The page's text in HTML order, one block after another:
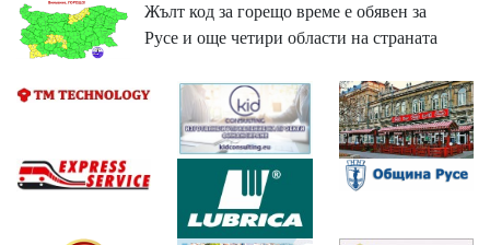
Жълт код за горещо време е обявен за
Русе и още четири области на страната